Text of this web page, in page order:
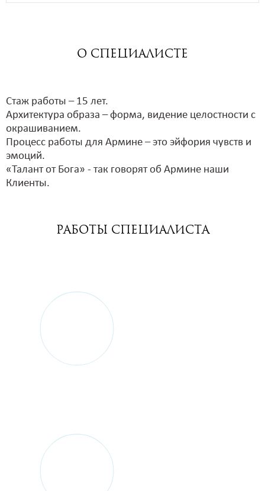
о СПЕЦИАЛИСТЕ
Стаж работы – 15 лет.
Архитектура образа – форма, видение целостности с
окрашиванием.
Процесс работы для Армине – это эйфория чувств и
эмоций.
«Талант от Бога» - так говорят об Армине наши
Клиенты.
РАБОТЫ СПЕЦИАЛИСТА